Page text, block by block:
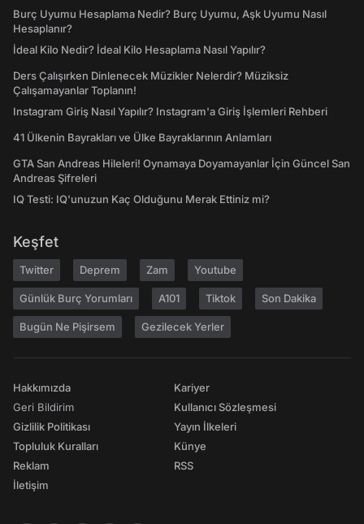
Burç Uyumu Hesaplama Nedir? Burç Uyumu, Aşk Uyumu Nasıl
Hesaplanır?
İdeal Kilo Nedir? İdeal Kilo Hesaplama Nasıl Yapılır?
Ders Çalışırken Dinlenecek Müzikler Nelerdir? Müziksiz
Çalışamayanlar Toplanın!
Instagram Giriş Nasıl Yapılır? Instagram'a Giriş İşlemleri Rehberi
41 Ülkenin Bayrakları ve Ülke Bayraklarının Anlamları
GTA San Andreas Hileleri! Oynamaya Doyamayanlar İçin Güncel San
Andreas Şifreleri
IQ Testi: IQ'unuzun Kaç Olduğunu Merak Ettiniz mi?
Keşfet
Twitter Deprem Zam Youtube
Günlük Burç Yorumları A101 Tiktok Son Dakika
Bugün Ne Pişirsem Gezilecek Yerler
Hakkımızda
Geri Bildirim
Gizlilik Politikası
Topluluk Kuralları
Reklam
İletişim
Kariyer
Kullanıcı Sözleşmesi
Yayın İlkeleri
Künye
RSS